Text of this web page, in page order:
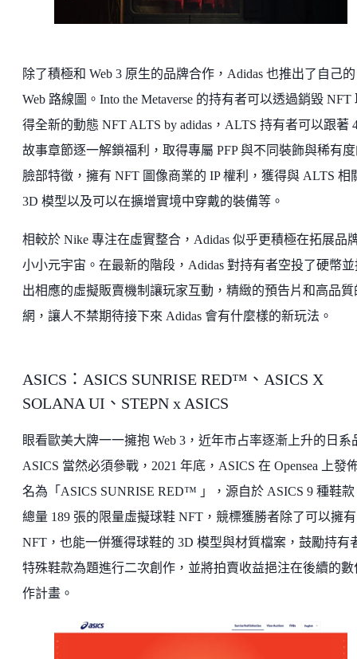
除了積極和 Web 3 原生的品牌合作，Adidas 也推出了自己的
Web 路線圖。Into the Metaverse 的持有者可以透過銷毀 NFT
得全新的動態 NFT ALTS by adidas，ALTS 持有者可以跟著
故事章節逐一解鎖福利，取得專屬 PFP 與不同裝飾與稀有
臉部特徵，擁有 NFT 圖像商業的 IP 權利，獲得與 ALTS 相
3D 模型以及可以在擴增實境中穿戴的裝備等。
相較於 Nike 專注在虛實整合，Adidas 似乎更積極在拓展品
小小元宇宙。在最新的階段，Adidas 對持有者空投了硬幣並
出相應的虛擬販賣機制讓玩家互動，精緻的預告片和高品質
網，讓人不禁期待接下來 Adidas 會有什麼樣的新玩法。
ASICS：ASICS SUNRISE RED™、ASICS X
SOLANA UI、STEPN x ASICS
眼看歐美大牌一一擁抱 Web 3，近年市占率逐漸上升的日系
ASICS 當然必須參戰，2021 年底，ASICS 在 Opensea 上發
名為「ASICS SUNRISE RED™ 」，源自於 ASICS 9 種鞋款
總量 189 張的限量虛擬球鞋 NFT，競標獲勝者除了可以擁有
NFT，也能一併獲得球鞋的 3D 模型與材質檔案，鼓勵持有
特殊鞋款為題進行二次創作，並將拍賣收益挹注在後續的數
作計畫。